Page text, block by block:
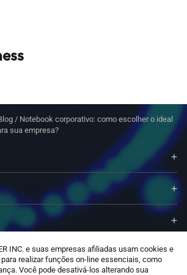
INC. e suas empresas afiliadas usam cookies e
realizar funções on-line essenciais, como
Você pode desativá-los alterando sua
/ Notebook corporativo: como escolher o ideal
sua empresa?